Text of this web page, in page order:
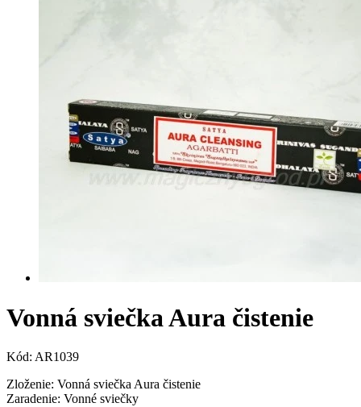
Vonná sviečka Aura čistenie
Kód: AR1039
Zloženie: Vonná sviečka Aura čistenie
Zaradenie: Vonné sviečky